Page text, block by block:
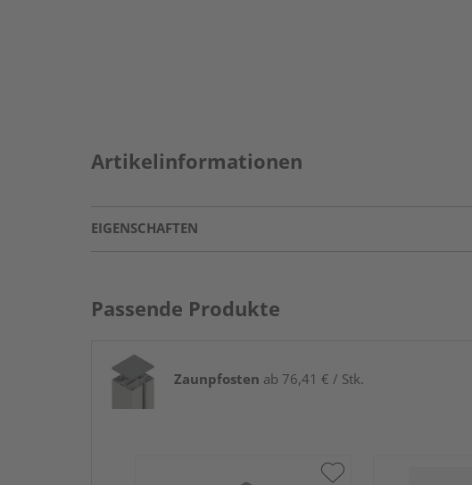
Artikelinformationen
EIGENSCHAFTEN
Passende Produkte
Zaunpfosten ab 76,41 € / Stk.